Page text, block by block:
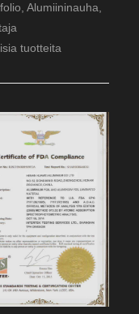
Alumiininauha,
tuotteita